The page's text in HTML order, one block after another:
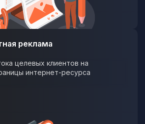
реклама
целевых клиентов на
интернет-ресурса